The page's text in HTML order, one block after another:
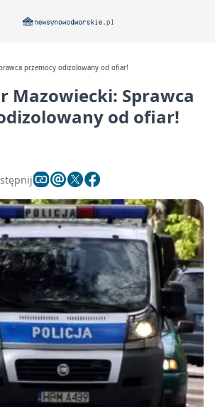
przemocy odizolowany od ofiar!
Mazowiecki: Sprawca
od ofiar!